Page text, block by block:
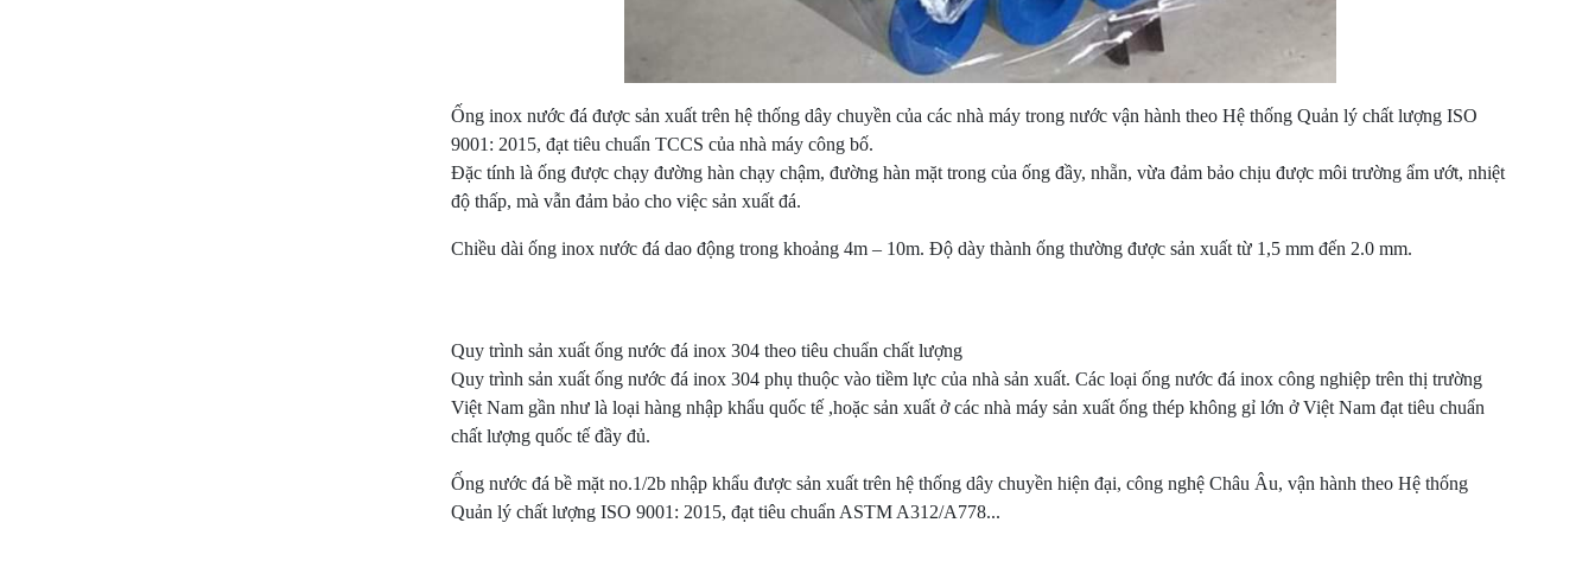
Ống inox nước đá được sản xuất trên hệ thống dây chuyền của các nhà máy trong nước vận hành theo Hệ thống Quản lý chất lượng ISO
9001: 2015, đạt tiêu chuẩn TCCS của nhà máy công bố.
Đặc tính là ống được chạy đường hàn chạy chậm, đường hàn mặt trong của ống đầy, nhẵn, vừa đảm bảo chịu được môi trường ẩm ướt, nhiệt
độ thấp, mà vẫn đảm bảo cho việc sản xuất đá.
Chiều dài ống inox nước đá dao động trong khoảng 4m – 10m. Độ dày thành ống thường được sản xuất từ 1,5 mm đến 2.0 mm.
Quy trình sản xuất ống nước đá inox 304 theo tiêu chuẩn chất lượng
Quy trình sản xuất ống nước đá inox 304 phụ thuộc vào tiềm lực của nhà sản xuất. Các loại ống nước đá inox công nghiệp trên thị trường
Việt Nam gần như là loại hàng nhập khẩu quốc tế ,hoặc sản xuất ở các nhà máy sản xuất ống thép không gỉ lớn ở Việt Nam đạt tiêu chuẩn
chất lượng quốc tế đầy đủ.
Ống nước đá bề mặt no.1/2b nhập khẩu được sản xuất trên hệ thống dây chuyền hiện đại, công nghệ Châu Âu, vận hành theo Hệ thống
Quản lý chất lượng ISO 9001: 2015, đạt tiêu chuẩn ASTM A312/A778...